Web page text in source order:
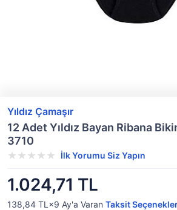
Yıldız Çamaşır
12 Adet Yıldız Bayan Ribana
3710
İlk Yorumu Siz Yapın
1.024,71 TL
138,84 TL×9 Ay'a Varan Taksit